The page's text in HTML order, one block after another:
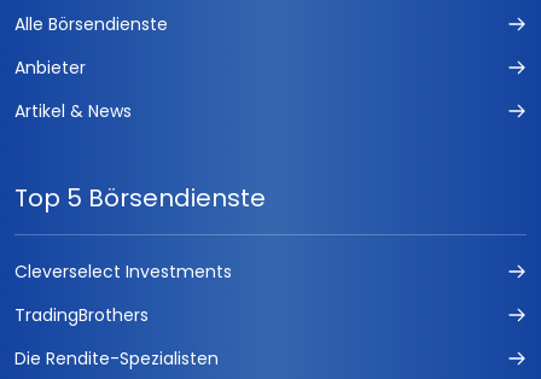
Alle Börsendienste
Anbieter
Artikel & News
Top 5 Börsendienste
Cleverselect Investments
TradingBrothers
Die Rendite-Spezialisten